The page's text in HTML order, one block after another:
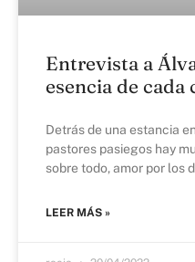
Entrevista a
esencia de cada
Detrás de una estancia
pastores pasiegos hay
sobre todo, amor por los
LEER MÁS »